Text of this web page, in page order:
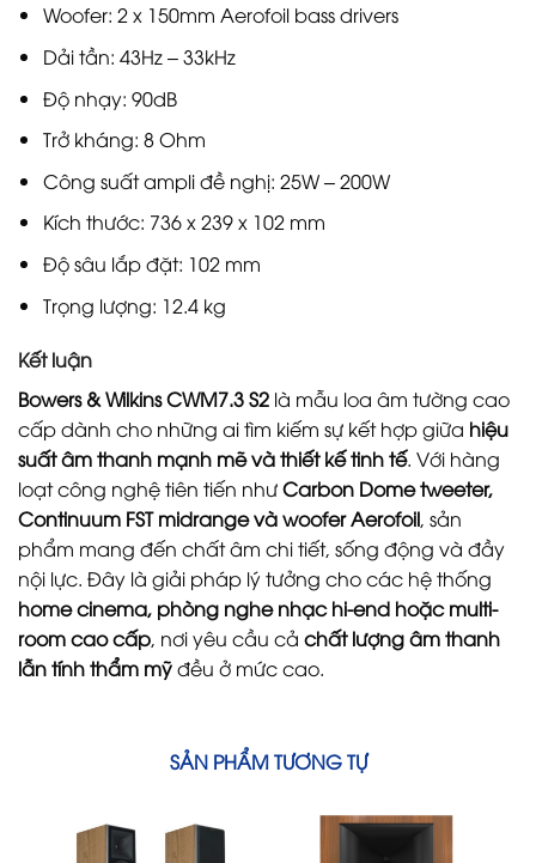
Woofer: 2 x 150mm Aerofoil bass drivers
Dải tần: 43Hz – 33kHz
Độ nhạy: 90dB
Trở kháng: 8 Ohm
Công suất ampli đề nghị: 25W – 200W
Kích thước: 736 x 239 x 102 mm
Độ sâu lắp đặt: 102 mm
Trọng lượng: 12.4 kg
Kết luận
Bowers & Wilkins CWM7.3 S2 là mẫu loa âm tường cao
cấp dành cho những ai tìm kiếm sự kết hợp giữa hiệu
suất âm thanh mạnh mẽ và thiết kế tinh tế. Với hàng
loạt công nghệ tiên tiến nhưCarbon Dome tweeter,
Continuum FST midrange và woofer Aerofoil, sản
phẩm mang đến chất âm chi tiết, sống động và đầy
nội lực. Đây là giải pháp lý tưởng cho các hệ thống
home cinema, phòng nghe nhạc hi-end hoặc multi-
room cao cấp, nơi yêu cầu cả chất lượng âm thanh
lẫn tính thẩm mỹđều ở mức cao.
SẢN PHẨM TƯƠNG TỰ